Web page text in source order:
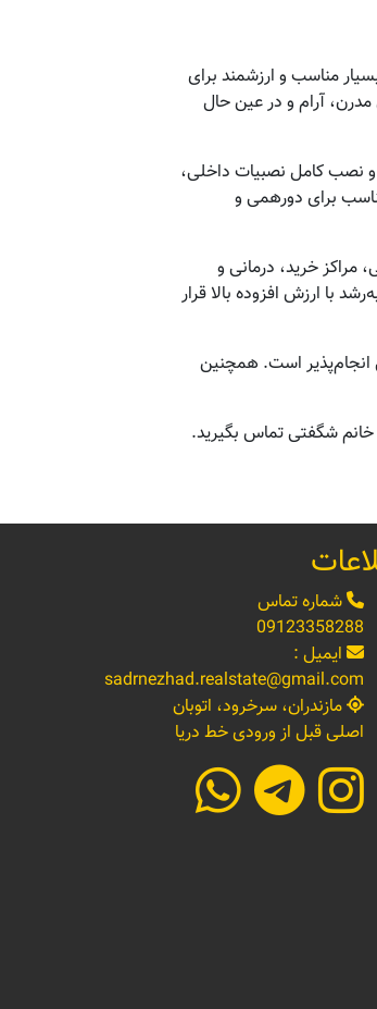
مناسب و ارزشمند برای
زندگی مدرن، آرام و در عین حال
با نورگیر عالی است که یکی از آن‌ها به حمام اختصاصی و مستر مجهز شده است. وجود جکوزی 9 نفره و نصب کامل نصبیات داخلی،
برای دورهمی و
خرید، درمانی و
با ارزش افزوده بالا قرار
انجام‌پذیر است. همچنین
شگفتی تماس بگیرید.
شماره تماس
09123358288
ایمیل :
sadrnezhad.realstate@gmail.com
مازندران، سرخرود، اتوبان
اصلی قبل از ورودی خط دریا